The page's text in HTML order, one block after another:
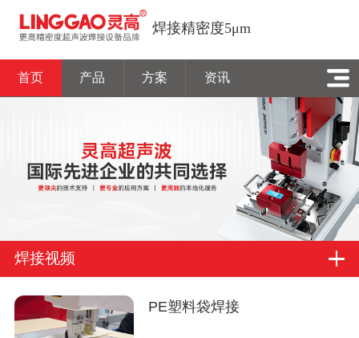
焊接精密度5μm
首页 产品 方案 资讯
焊接视频
PE塑料袋焊接